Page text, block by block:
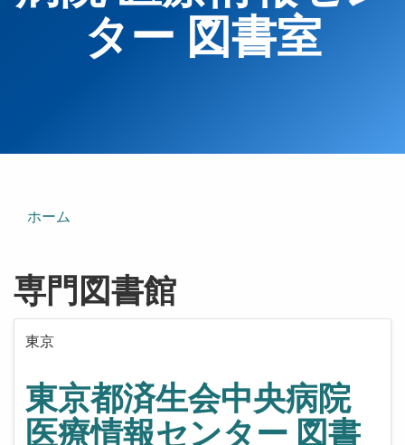
ター 図書室
ホーム
専門図書館
東京
東京都済生会中央病院
医療情報センター 図書